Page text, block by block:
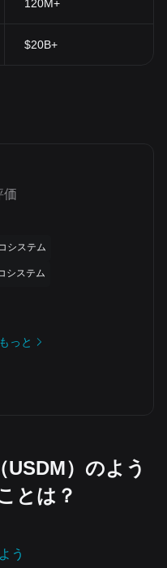
120M+
$20B+
価
システム
システム
もっと
）のよう
とは？
う